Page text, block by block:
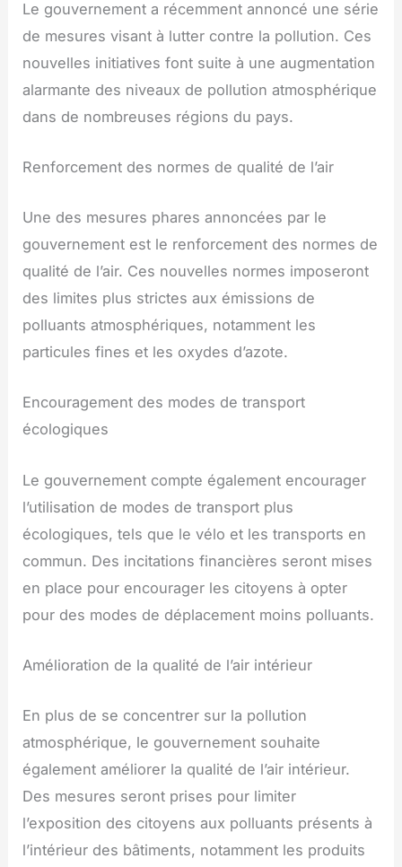
Le gouvernement a récemment annoncé une série
de mesures visant à lutter contre la pollution. Ces
nouvelles initiatives font suite à une augmentation
alarmante des niveaux de pollution atmosphérique
dans de nombreuses régions du pays.
Renforcement des normes de qualité de l’air
Une des mesures phares annoncées par le
gouvernement est le renforcement des normes de
qualité de l’air. Ces nouvelles normes imposeront
des limites plus strictes aux émissions de
polluants atmosphériques, notamment les
particules fines et les oxydes d’azote.
Encouragement des modes de transport
écologiques
Le gouvernement compte également encourager
l’utilisation de modes de transport plus
écologiques, tels que le vélo et les transports en
commun. Des incitations financières seront mises
en place pour encourager les citoyens à opter
pour des modes de déplacement moins polluants.
Amélioration de la qualité de l’air intérieur
En plus de se concentrer sur la pollution
atmosphérique, le gouvernement souhaite
également améliorer la qualité de l’air intérieur.
Des mesures seront prises pour limiter
l’exposition des citoyens aux polluants présents à
l’intérieur des bâtiments, notamment les produits